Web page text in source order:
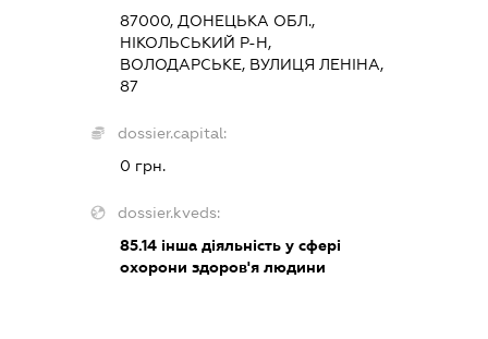
87000, ДОНЕЦЬКА ОБЛ.,
НІКОЛЬСЬКИЙ Р-Н,
ВОЛОДАРСЬКЕ, ВУЛИЦЯ ЛЕНІНА,
87
dossier.capital:
0 грн.
dossier.kveds:
85.14інша діяльність у сфері
охорони здоров'я людини